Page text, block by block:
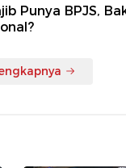
Punya BPJS,